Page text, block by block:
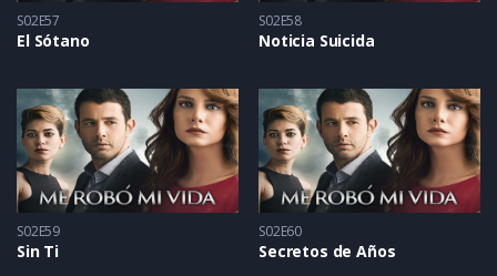
S02E57
El Sótano
S02E58
Noticia Suicida
S02E59
Sin Ti
S02E60
Secretos de Años